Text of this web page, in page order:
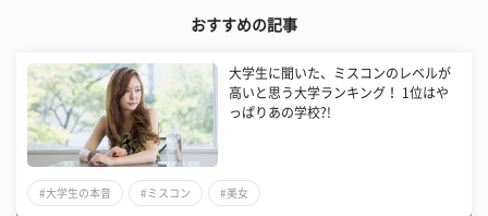
おすすめの記事
大学生に聞いた、ミスコンのレベルが
高いと思う大学ランキング！ 1位はや
っぱりあの学校?!
#大学生の本音 #ミスコン #美女